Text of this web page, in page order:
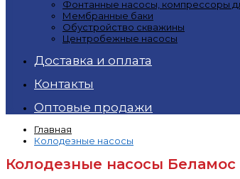
Фонтанные насосы, компрессоры
Мембранные баки
Обустройство скважины
Центробежные насосы
Доставка и оплата
Контакты
Оптовые продажи
Главная
Колодезные насосы
Колодезные насосы Беламос